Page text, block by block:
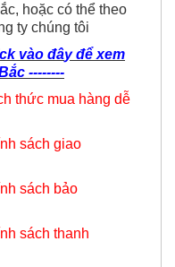
hoặc có thể theo
ty chúng tôi
vào đây để xem
--------
thức mua hàng dễ
sách giao
sách bảo
sách thanh